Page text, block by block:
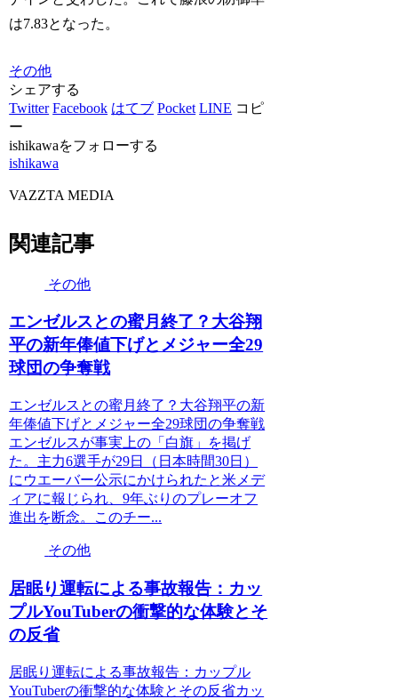
は7.83となった。
その他
シェアする
Twitter Facebook はてブ Pocket LINE コピ
ー
ishikawaをフォローする
ishikawa
VAZZTA MEDIA
関連記事
その他
エンゼルスとの蜜月終了？大谷翔
平の新年俸値下げとメジャー全29
球団の争奪戦
エンゼルスとの蜜月終了？大谷翔平の新
年俸値下げとメジャー全29球団の争奪戦
エンゼルスが事実上の「白旗」を掲げ
た。主力6選手が29日（日本時間30日）
にウエーバー公示にかけられたと米メデ
ィアに報じられ、9年ぶりのプレーオフ
進出を断念。このチー...
その他
居眠り運転による事故報告：カッ
プルYouTuberの衝撃的な体験とそ
の反省
居眠り運転による事故報告：カップル
YouTuberの衝撃的な体験とその反省カッ